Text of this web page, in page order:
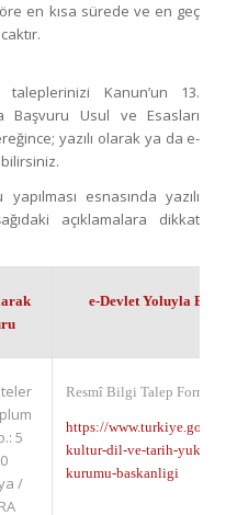
en kısa sürede ve en geç
taleplerinizi Kanun’un 13.
Başvuru Usul ve Esasları
yazılı olarak ya da e-
esnasında yazılı
açıklamalara dikkat
e-DevletYoluyla
5
/
Resmî Bilgi Talep Formu
https://www.turkiye.gov.tr/
kultur-dil-ve-tarih-yuksek-
kurumu-baskanligi